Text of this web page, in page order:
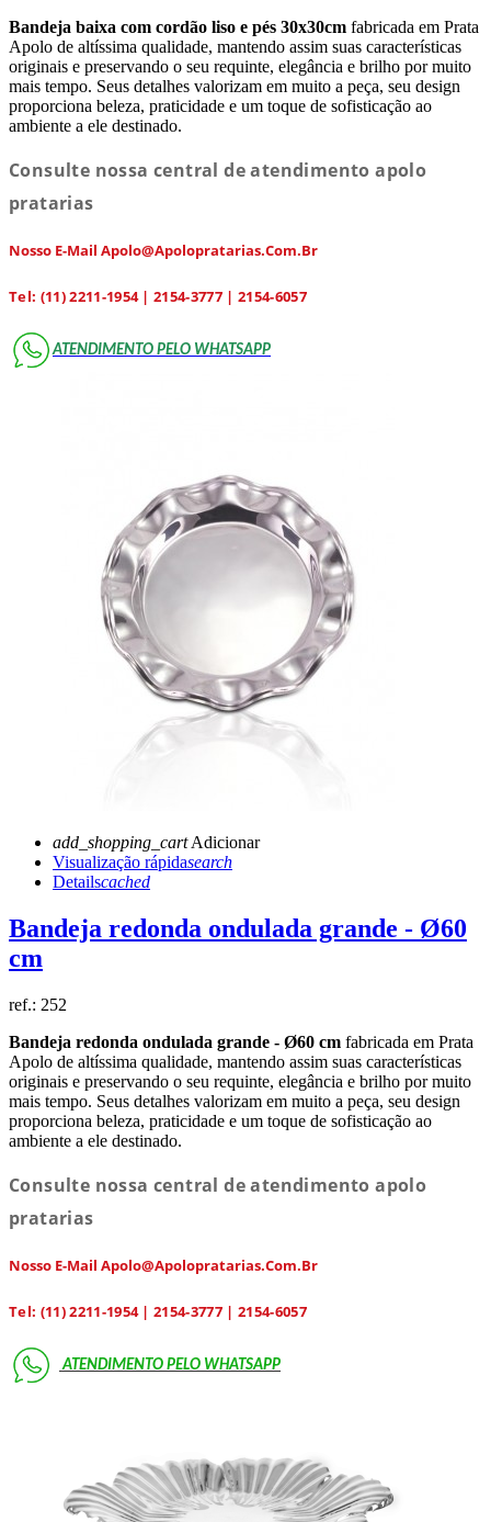
Bandeja baixa com cordão liso e pés 30x30cm fabricada em Prata
Apolo de altíssima qualidade, mantendo assim suas características
originais e preservando o seu requinte, elegância e brilho por muito
mais tempo. Seus detalhes valorizam em muito a peça, seu design
proporciona beleza, praticidade e um toque de sofisticação ao
ambiente a ele destinado.
Consulte nossa central de atendimento apolo
pratarias
Nosso E-Mail Apolo@apolopratarias.com.br
Tel: (11) 2211-1954 | 2154-3777 | 2154-6057
ATENDIMENTO PELO WHATSAPP
add_shopping_cartAdicionar
Visualização rápidasearch
Detailscached
Bandeja redonda ondulada grande - Ø60
cm
ref.: 252
Bandeja redonda ondulada grande - Ø60 cm fabricada em Prata
Apolo de altíssima qualidade, mantendo assim suas características
originais e preservando o seu requinte, elegância e brilho por muito
mais tempo. Seus detalhes valorizam em muito a peça, seu design
proporciona beleza, praticidade e um toque de sofisticação ao
ambiente a ele destinado.
Consulte nossa central de atendimento apolo
pratarias
Nosso E-Mail Apolo@apolopratarias.com.br
Tel: (11) 2211-1954 | 2154-3777 | 2154-6057
ATENDIMENTO PELO WHATSAPP